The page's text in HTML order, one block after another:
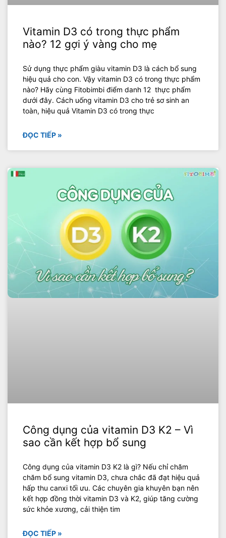
Vitamin D3 có trong thực phẩm
nào? 12 gợi ý vàng cho mẹ
Sử dụng thực phẩm giàu vitamin D3 là cách bổ sung
hiệu quả cho con. Vậy vitamin D3 có trong thực phẩm
nào? Hãy cùng Fitobimbi điểm danh 12 thực phẩm
dưới đây. Cách uống vitamin D3 cho trẻ sơ sinh an
toàn, hiệu quả Vitamin D3 có trong thực
ĐỌC TIẾP »
Công dụng của vitamin D3 K2 – Vì
sao cần kết hợp bổ sung
Công dụng của vitamin D3 K2 là gì? Nếu chỉ chăm
chăm bổ sung vitamin D3, chưa chắc đã đạt hiệu quả
hấp thu canxi tối ưu. Các chuyên gia khuyên bạn nên
kết hợp đồng thời vitamin D3 và K2, giúp tăng cường
sức khỏe xương, cải thiện tim
ĐỌC TIẾP »